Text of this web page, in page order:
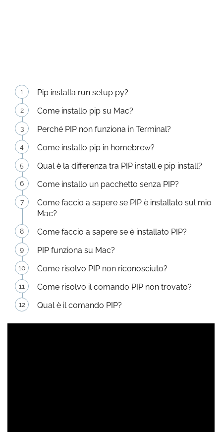
Pip installa run setup py?
Come installo pip su Mac?
Perché PIP non funziona in Terminal?
Come installo pip in homebrew?
Qual è la differenza tra PIP install e pip install?
Come installo un pacchetto senza PIP?
Come faccio a sapere se PIP è installato sul mio
Mac?
Come faccio a sapere se è installato PIP?
PIP funziona su Mac?
Come risolvo PIP non riconosciuto?
Come risolvo il comando PIP non trovato?
Qual è il comando PIP?